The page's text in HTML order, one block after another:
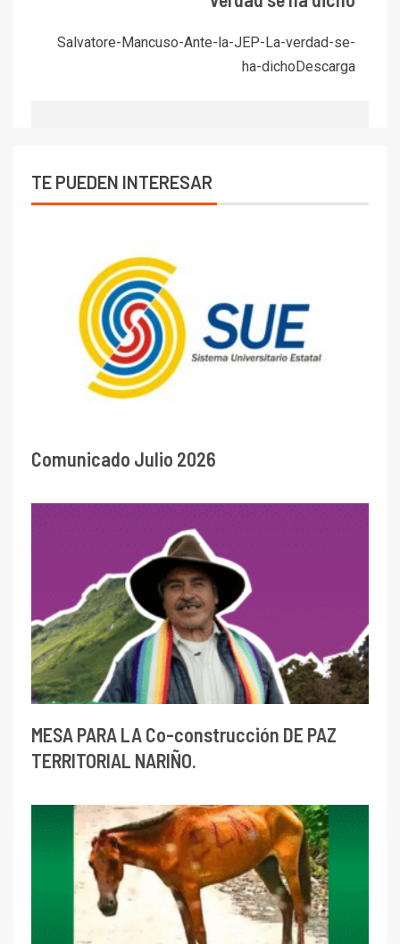
Salvatore-Mancuso-Ante-la-JEP-La-verdad-se-
ha-dichoDescarga
TE PUEDEN INTERESAR
Comunicado Julio 2026
MESA PARA LA Co-construcción DE PAZ
TERRITORIAL NARIÑO.